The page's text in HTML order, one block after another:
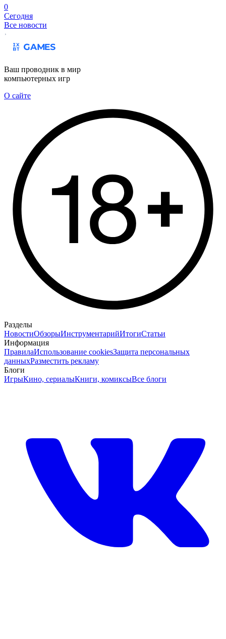
0
Сегодня
Все новости
Ваш проводник в мир
компьютерных игр
О сайте
Разделы
НовостиОбзорыИнструментарийИтогиСтатьи
Информация
ПравилаИспользование cookiesЗащита персональных
данныхРазместить рекламу
Блоги
ИгрыКино, сериалыКниги, комиксыВсе блоги